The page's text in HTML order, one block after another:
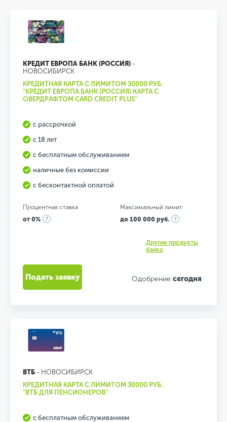
КРЕДИТ ЕВРОПА БАНК (РОССИЯ) -
НОВОСИБИРСК
КРЕДИТНАЯ КАРТА С ЛИМИТОМ 30000 РУБ.
"КРЕДИТ ЕВРОПА БАНК (РОССИЯ) КАРТА С
ОВЕРДРАФТОМ CARD CREDIT PLUS"
с рассрочкой
с 18 лет
с бесплатным обслуживанием
наличные без комиссии
с бесконтактной оплатой
Процентная ставка
от 0%
Максимальный лимит
до 100 000 руб.
Другие продукты
банка
Одобрение сегодня
Подать заявку
ВТБ - НОВОСИБИРСК
КРЕДИТНАЯ КАРТА С ЛИМИТОМ 30000 РУБ.
"ВТБ ДЛЯ ПЕНСИОНЕРОВ"
с бесплатным обслуживанием